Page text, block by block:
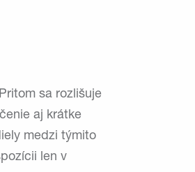
sa rozlišuje
aj krátke
medzi týmito
len v